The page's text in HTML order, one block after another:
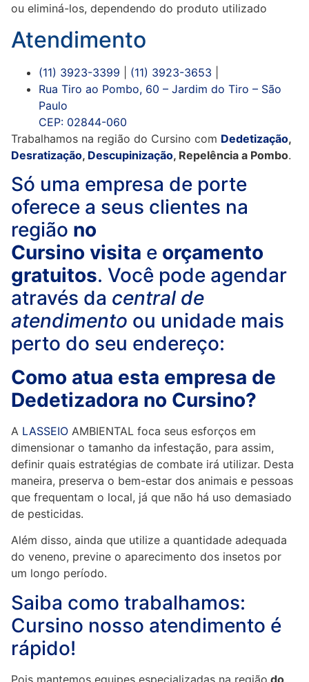
ou eliminá-los, dependendo do produto utilizado
Atendimento
(11) 3923-3399 (11) 3923-3653
Rua Tiro ao Pombo, 60 – Jardim do Tiro – São
Paulo
CEP: 02844-060
Trabalhamos na região do Cursino com Dedetização,
Desratização, Descupinização, Repelência a Pombo.
Só uma empresa de porte
oferece a seus clientes na
região no
Cursino visita e orçamento
gratuitos. Você pode agendar
através da central de
atendimento ou unidade mais
perto do seu endereço:
Como atua esta empresa de
Dedetizadora no Cursino?
A LASSEIO AMBIENTAL foca seus esforços em
dimensionar o tamanho da infestação, para assim,
definir quais estratégias de combate irá utilizar. Desta
maneira, preserva o bem-estar dos animais e pessoas
que frequentam o local, já que não há uso demasiado
de pesticidas.
Além disso, ainda que utilize a quantidade adequada
do veneno, previne o aparecimento dos insetos por
um longo período.
Saiba como trabalhamos:
Cursino nosso atendimento é
rápido!
Pois mantemos equipes especializadas na região do